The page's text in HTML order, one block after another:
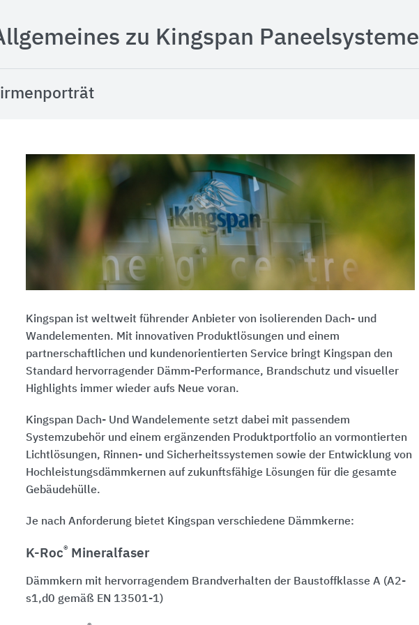
zu Kingspan Paneelsysteme
Kingspan ist weltweit führender Anbieter von isolierenden Dach- und
Wandelementen. Mit innovativen Produktlösungen und einem
partnerschaftlichen und kundenorientierten Service bringt Kingspan den
Standard hervorragender Dämm-Performance, Brandschutz und visueller
Highlights immer wieder aufs Neue voran.
Kingspan Dach- Und Wandelemente setzt dabei mit passendem
Systemzubehör und einem ergänzenden Produktportfolio an vormontierten
Lichtlösungen, Rinnen- und Sicherheitssystemen sowie der Entwicklung von
Hochleistungsdämmkernen auf zukunftsfähige Lösungen für die gesamte
Gebäudehülle.
Je nach Anforderung bietet Kingspan verschiedene Dämmkerne:
K-Roc® Mineralfaser
Dämmkern mit hervorragendem Brandverhalten der Baustoffklasse A (A2-
s1,d0 gemäß EN 13501-1)